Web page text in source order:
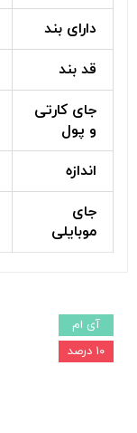
دارای بند
قد بند
جای کارتی
و پول
اندازه
جای
موبایلی
آی ام
۱۰ درصد